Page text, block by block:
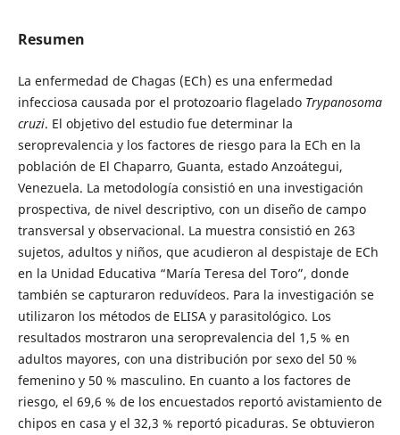
Resumen
La enfermedad de Chagas (ECh) es una enfermedad
infecciosa causada por el protozoario flagelado Trypanosoma
cruzi. El objetivo del estudio fue determinar la
seroprevalencia y los factores de riesgo para la ECh en la
población de El Chaparro, Guanta, estado Anzoátegui,
Venezuela. La metodología consistió en una investigación
prospectiva, de nivel descriptivo, con un diseño de campo
transversal y observacional. La muestra consistió en 263
sujetos, adultos y niños, que acudieron al despistaje de ECh
en la Unidad Educativa “María Teresa del Toro”, donde
también se capturaron reduvídeos. Para la investigación se
utilizaron los métodos de ELISA y parasitológico. Los
resultados mostraron una seroprevalencia del 1,5 % en
adultos mayores, con una distribución por sexo del 50 %
femenino y 50 % masculino. En cuanto a los factores de
riesgo, el 69,6 % de los encuestados reportó avistamiento de
chipos en casa y el 32,3 % reportó picaduras. Se obtuvieron